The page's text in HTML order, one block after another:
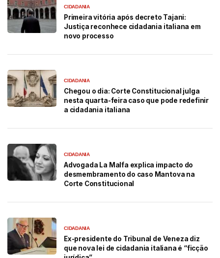
CIDADANIA
Primeira vitória após decreto Tajani:
Justiça reconhece cidadania italiana em
novo processo
CIDADANIA
Chegou o dia: Corte Constitucional julga
nesta quarta-feira caso que pode redefinir
a cidadania italiana
CIDADANIA
Advogada La Malfa explica impacto do
desmembramento do caso Mantova na
Corte Constitucional
CIDADANIA
Ex-presidente do Tribunal de Veneza diz
que nova lei de cidadania italiana é “ficção